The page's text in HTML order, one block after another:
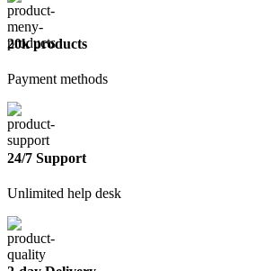
20k products
Payment methods
24/7 Support
Unlimited help desk